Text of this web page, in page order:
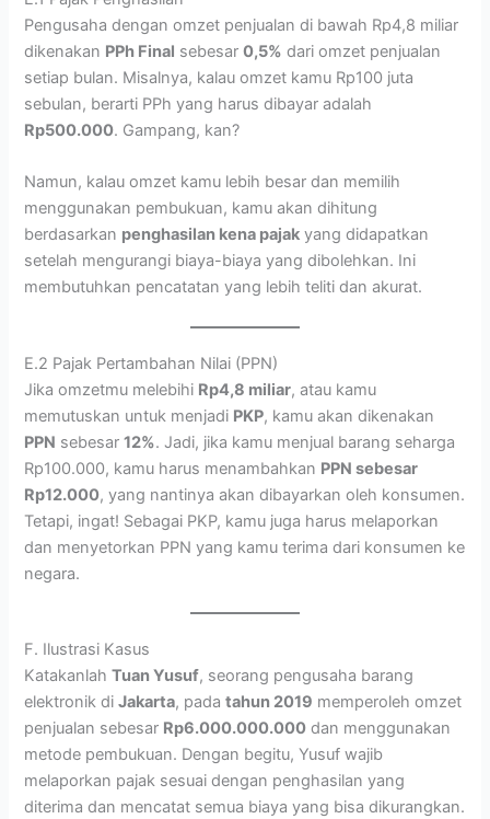
Pengusaha dengan omzet penjualan di bawah Rp4,8 miliar
dikenakan PPh Final sebesar0,5% dari omzet penjualan
setiap bulan. Misalnya, kalau omzet kamu Rp100 juta
sebulan, berarti PPh yang harus dibayar adalah
Rp500.000. Gampang, kan?
Namun, kalau omzet kamu lebih besar dan memilih
menggunakan pembukuan, kamu akan dihitung
berdasarkan penghasilan kena pajak yang didapatkan
setelah mengurangi biaya-biaya yang dibolehkan. Ini
membutuhkan pencatatan yang lebih teliti dan akurat.
E.2 Pajak Pertambahan Nilai (PPN)
Jika omzetmu melebihi Rp4,8 miliar, atau kamu
memutuskan untuk menjadi PKP, kamu akan dikenakan
PPN sebesar12%. Jadi, jika kamu menjual barang seharga
Rp100.000, kamu harus menambahkan PPN sebesar
Rp12.000, yang nantinya akan dibayarkan oleh konsumen.
Tetapi, ingat! Sebagai PKP, kamu juga harus melaporkan
dan menyetorkan PPN yang kamu terima dari konsumen ke
negara.
F. Ilustrasi Kasus
KatakanlahTuan Yusuf, seorang pengusaha barang
elektronik diJakarta, padatahun 2019 memperoleh omzet
penjualan sebesar Rp6.000.000.000 dan menggunakan
metode pembukuan. Dengan begitu, Yusuf wajib
melaporkan pajak sesuai dengan penghasilan yang
diterima dan mencatat semua biaya yang bisa dikurangkan.